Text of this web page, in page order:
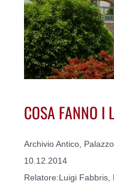
COSA FANNO I
Archivio Antico,
10.12.2014
Relatore:Luigi Fabbris,